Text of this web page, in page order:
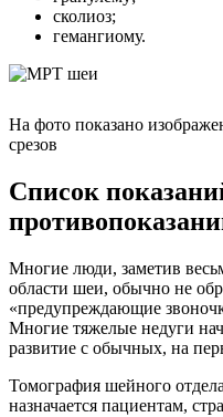
сколиоз;
гемангиому.
На фото показано
срезов
Список
Многие люди, заметив
области шеи, обычно не
«предупреждающие
Многие тяжелые недуги
развитие с обычных, на
Томография шейного
назначается пациентам,